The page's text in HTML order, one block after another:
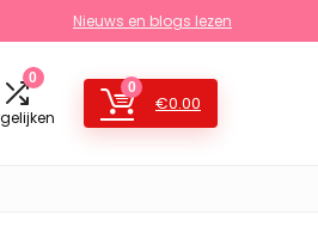
Nieuws en blogs lezen
0
0
€0.00